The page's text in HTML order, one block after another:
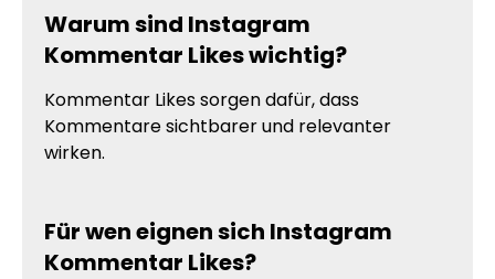
Warum sind Instagram
Kommentar Likes wichtig?
Kommentar Likes sorgen dafür, dass
Kommentare sichtbarer und relevanter
wirken.
Für wen eignen sich Instagram
Kommentar Likes?